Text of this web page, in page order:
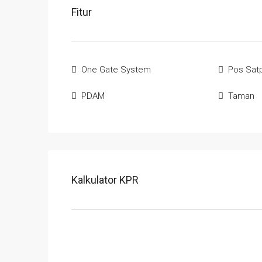
Fitur
One Gate System
PDAM
Pos
Taman
Kalkulator KPR